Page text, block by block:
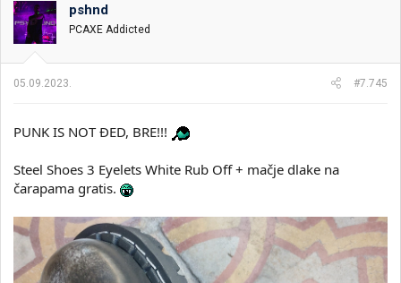
o
v
a
n
:
pshnd
PCAXE Addicted
05.09.2023. #7.745
PUNK IS NOT ĐED, BRE!!!
Steel Shoes 3 Eyelets White Rub Off + mačje dlake na
čarapama gratis.